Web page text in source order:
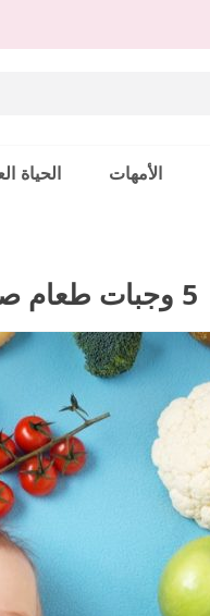
الأمهات الحياة
5 وجبات طعام صحية لرضيعك في السفر